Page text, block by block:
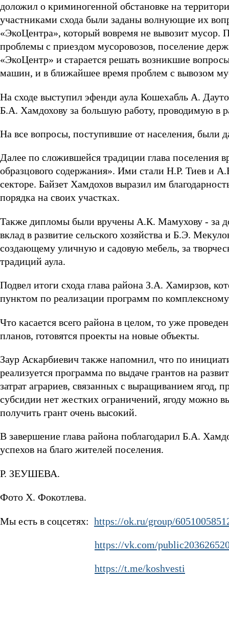
доложил о криминогенной обстановке на
участниками схода были заданы волнующие их
«ЭкоЦентра», который вовремя не вывозит
проблемы с приездом мусоровозов, поселение
«ЭкоЦентр» и старается решать возникшие
машин, и в ближайшее время проблем с вывозом
На сходе выступил эфенди аула Кошехабль А.
Б.А. Хамдохову за большую работу, проводимую в
На все вопросы, поступившие от населения, были
Далее по сложившейся традиции глава поселения
образцового содержания». Ими стали Н.Р. Тиев и
секторе. Байзет Хамдохов выразил им
порядка на своих участках.
Также дипломы были вручены А.К. Мамухову - за
вклад в развитие сельского хозяйства и Б.Э.
создающему уличную и садовую мебель, за
традиций аула.
Подвел итоги схода глава района З.А. Хамирзов,
пунктом по реализации программ по
Что касается всего района в целом, то уже
планов, готовятся проекты на новые объекты.
Заур Аскарбиевич также напомнил, что по
реализуется программа по выдаче грантов на
затрат аграриев, связанных с выращиванием
субсидии нет жестких ограничений, ягоду можно
получить грант очень высокий.
В завершение глава района поблагодарил Б.А.
успехов на благо жителей поселения.
Р. ЗЕУШЕВА.
Фото Х. Фокотлева.
Мы есть в соцсетях: https://ok.ru/group/
https://vk.com/
https://t.me/koshvesti